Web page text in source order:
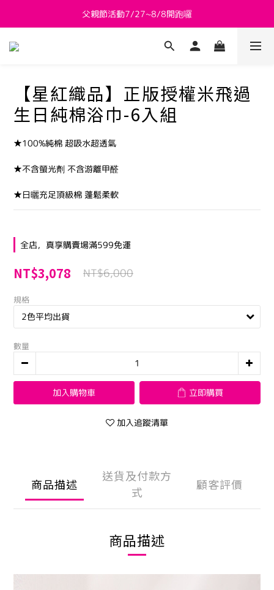
新會員送 $800購物金
【星紅織品】正版授權米飛過
生日純棉浴巾-6入組
★100%純棉 超吸水超透氣
★不含螢光劑 不含游離甲醛
★日曬充足頂級棉 蓬鬆柔軟
全店，真享購賣場滿599免運
NT$3,078 NT$6,000
規格
數量
加入購物車 立即購買
加入追蹤清單
商品描述
送貨及付款方
式
顧客評價
商品描述